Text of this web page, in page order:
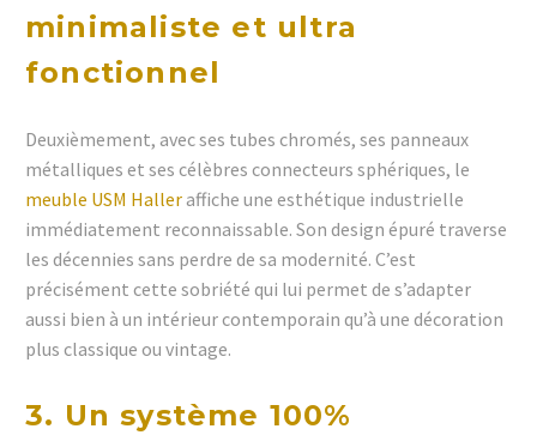
minimaliste et ultra
fonctionnel
Deuxièmement, avec ses tubes chromés, ses panneaux
métalliques et ses célèbres connecteurs sphériques, le
meuble USM Haller affiche une esthétique industrielle
immédiatement reconnaissable. Son design épuré traverse
les décennies sans perdre de sa modernité. C’est
précisément cette sobriété qui lui permet de s’adapter
aussi bien à un intérieur contemporain qu’à une décoration
plus classique ou vintage.
3. Un système 100%